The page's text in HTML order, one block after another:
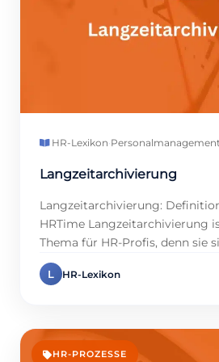
Officemanagement ein deutlich
HR-Lexikon·
Langzeitarchivierung
Langzeitarchivierung:
HRTime Langzeitarchivierung
Thema für HR-Profis, denn sie
Daten und spart wertvolle Zeit.
müssen Personalakten,
gesetzlichen Anforderungen zu
worin liegt der Nutzen dieser
L HR-Lexikon
HR-PROZESSE